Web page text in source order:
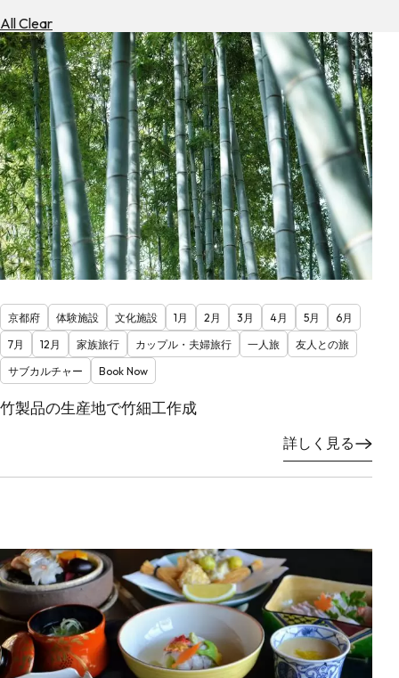
All Clear
京都府 体験施設 文化施設 1月 2月 3月 4月 5月
6月
7月
12月 家族旅行 カップル・夫婦旅行 一人旅
友人との旅
サブカルチャー
Book Now
竹製品の生産地で竹細工作成
詳しく見る